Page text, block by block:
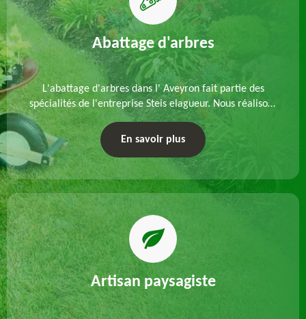
Abattage d'arbres
L'abattage d'arbres dans l' Aveyron fait partie des
spécialités de l'entreprise Steis elagueur. Nous réalisons
un abattage direct ou par démontage, tenant compte
des particularités du site et des végétaux.
En savoir plus
Artisan paysagiste